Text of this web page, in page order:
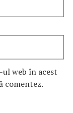
ul web în acest
comentez.